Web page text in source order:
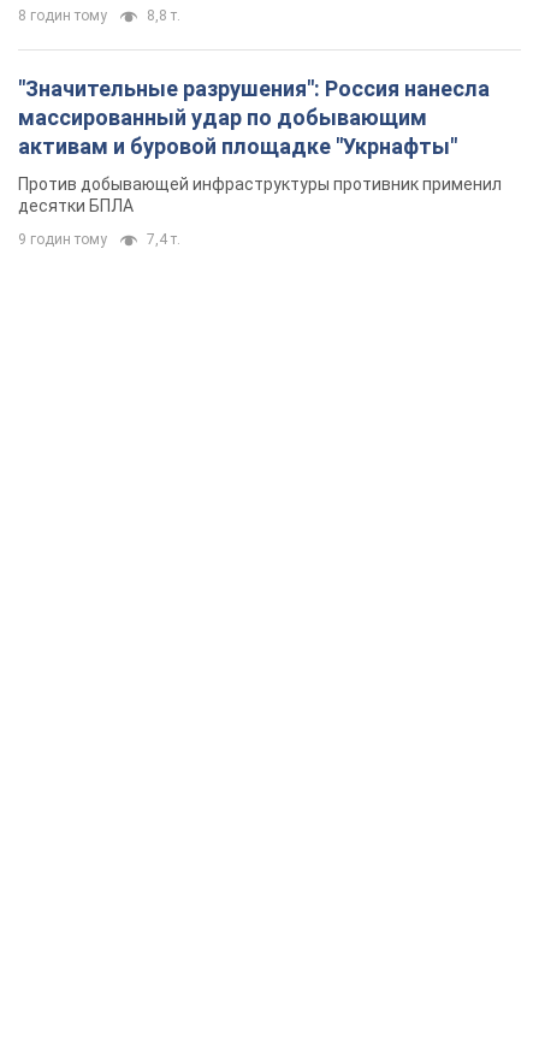
8 годин тому 8,8 т.
"Значительные разрушения": Россия нанесла
массированный удар по добывающим
активам и буровой площадке "Укрнафты"
Против добывающей инфраструктуры противник применил
десятки БПЛА
9 годин тому 7,4 т.